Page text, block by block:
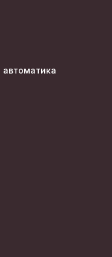
автоматика